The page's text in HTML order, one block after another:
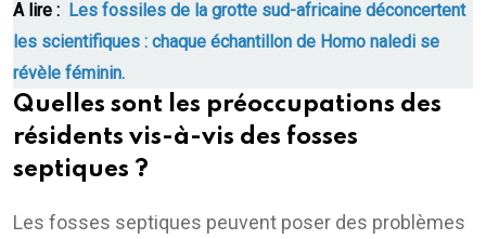
A lire : Les fossiles de la grotte sud-africaine déconcertent
les scientifiques : chaque échantillon de Homo naledi se
révèle féminin.
Quelles sont les préoccupations des
résidents vis-à-vis des fosses
septiques ?
Les fosses septiques peuvent poser des problèmes